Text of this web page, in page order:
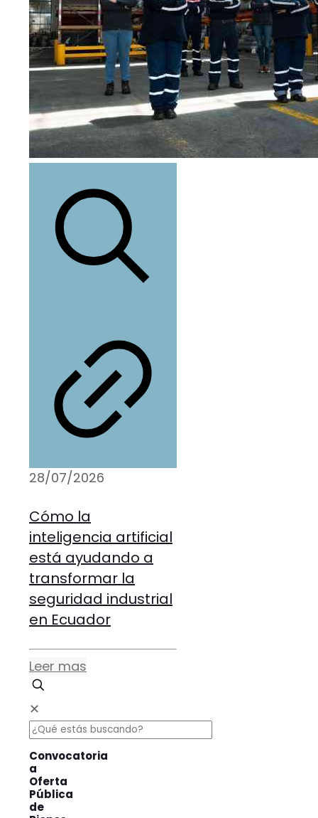
28/07/2026
Cómo la
inteligencia artificial
está ayudando a
transformar la
seguridad industrial
en Ecuador
Leer mas
✕
Convocatoria
a
Oferta
Pública
de